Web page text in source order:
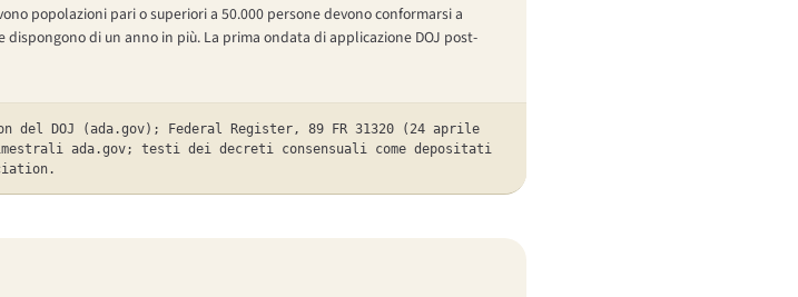
popolazioni pari o superiori a 50.000 persone devono conformarsi a
dispongono di un anno in più. La prima ondata di applicazione DOJ post-
DOJ (ada.gov); Federal Register, 89 FR 31320 (24 aprile
ada.gov; testi dei decreti consensuali come depositati